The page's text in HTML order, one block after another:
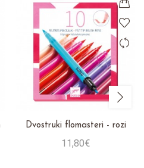
Dvostruki flomasteri - rozi
11,80€